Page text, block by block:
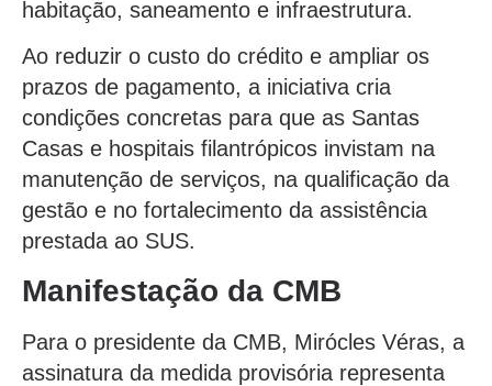
habitação, saneamento e infraestrutura.
Ao reduzir o custo do crédito e ampliar os
prazos de pagamento, a iniciativa cria
condições concretas para que as Santas
Casas e hospitais filantrópicos invistam na
manutenção de serviços, na qualificação da
gestão e no fortalecimento da assistência
prestada ao SUS.
Manifestação da CMB
Para o presidente da CMB, Mirócles Véras, a
assinatura da medida provisória representa